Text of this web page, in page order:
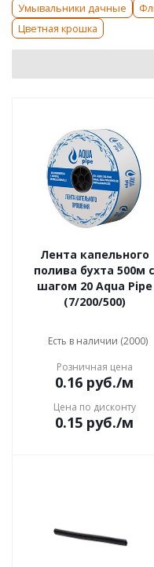
Умывальники дачные
Цветная крошка
Лента капельного
полива бухта 500м с
шагом 20 Aqua Pipe
(7/200/500)
Есть в наличии (2000)
Розничная цена
0.16 руб./м
Цена по дисконту
0.15 руб./м